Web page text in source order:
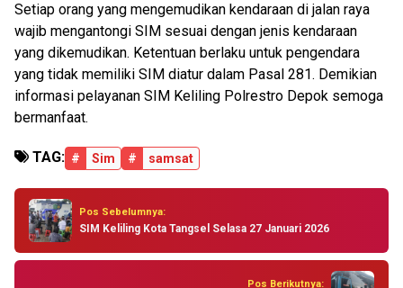
Setiap orang yang mengemudikan kendaraan di jalan raya
wajib mengantongi SIM sesuai dengan jenis kendaraan
yang dikemudikan. Ketentuan berlaku untuk pengendara
yang tidak memiliki SIM diatur dalam Pasal 281. Demikian
informasi pelayanan SIM Keliling Polrestro Depok semoga
bermanfaat.
TAG: # Sim # samsat
Pos Sebelumnya:
SIM Keliling Kota Tangsel Selasa 27 Januari 2026
Pos Berikutnya: